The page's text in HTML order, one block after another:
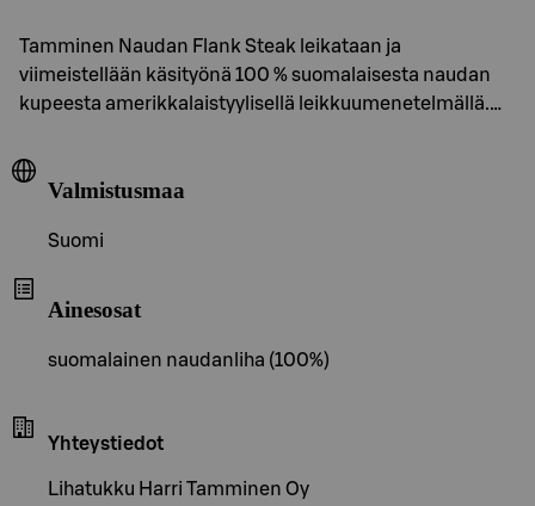
Tamminen Naudan Flank Steak leikataan ja
viimeistellään käsityönä 100 % suomalaisesta naudan
kupeesta amerikkalaistyylisellä leikkuumenetelmällä.…
Valmistusmaa
Suomi
Ainesosat
suomalainen naudanliha (100%)
Yhteystiedot
Lihatukku Harri Tamminen Oy